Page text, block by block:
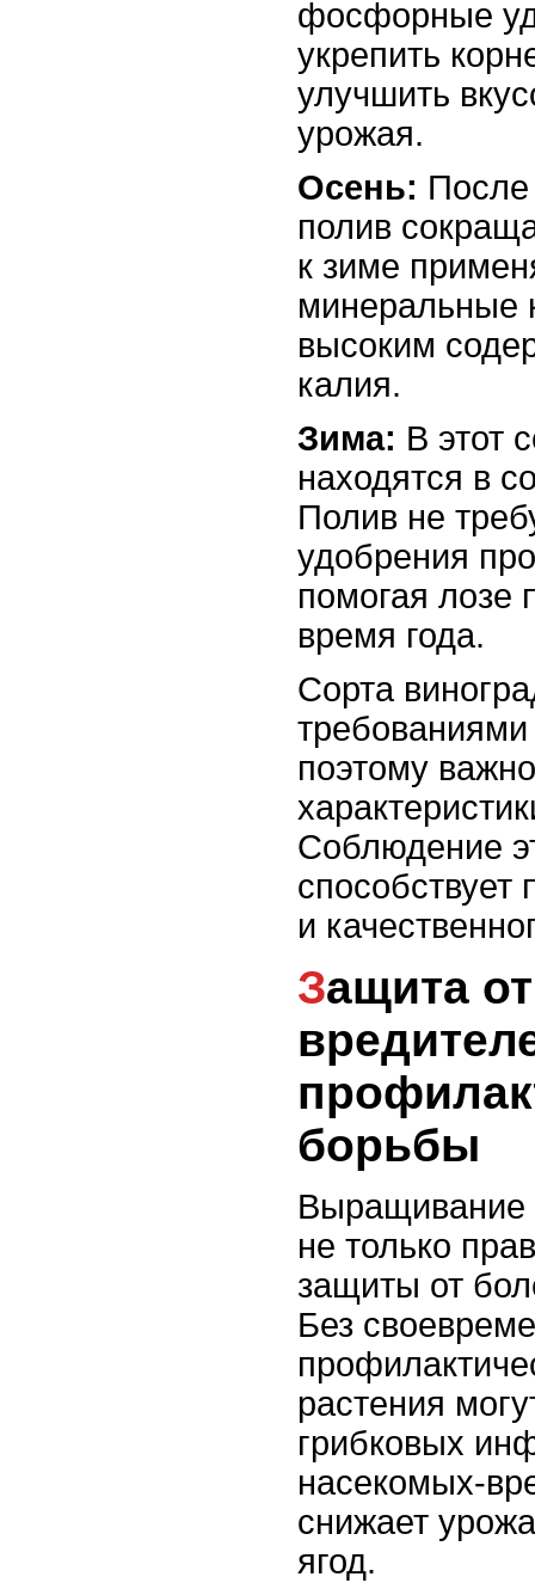
фосфорные
укрепить
улучшить
урожая.
Осень:
полив
к зиме
минеральные
высоким
калия.
Зима: В этот
находятся в
Полив не
удобрения
помогая лозе
время года.
Сорта
поэтому
Соблюдение
способствует
и
Защита от болезней и
борьбы
Выращивание
не только
защиты от
Без
растения
грибковых
насекомых-
снижает
ягод.